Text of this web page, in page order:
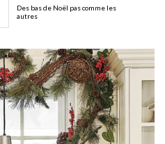
Des bas de Noël pas comme les
autres